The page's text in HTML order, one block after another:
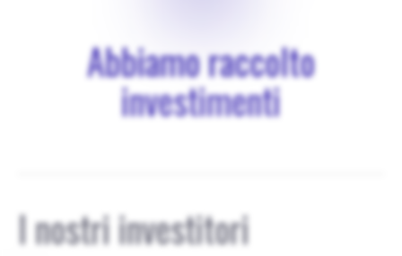
Abbiamo raccolto
investimenti
I nostri investitori